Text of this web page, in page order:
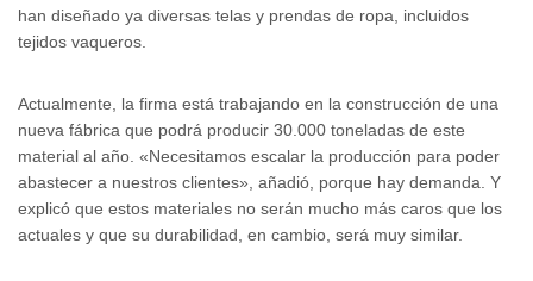
han diseñado ya diversas telas y prendas de ropa, incluidos
tejidos vaqueros.
Actualmente, la firma está trabajando en la construcción de una
nueva fábrica que podrá producir 30.000 toneladas de este
material al año. «Necesitamos escalar la producción para poder
abastecer a nuestros clientes», añadió, porque hay demanda. Y
explicó que estos materiales no serán mucho más caros que los
actuales y que su durabilidad, en cambio, será muy similar.